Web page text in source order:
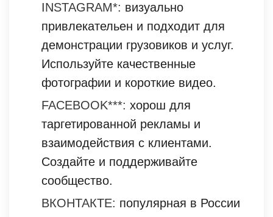
INSTAGRAM*: визуально
привлекательен и подходит для
демонстрации грузовиков и услуг.
Используйте качественные
фотографии и короткие видео.
FACEBOOK***: хорош для
таргетированной рекламы и
взаимодействия с клиентами.
Создайте и поддерживайте
сообщество.
ВКОНТАКТЕ: популярная в России